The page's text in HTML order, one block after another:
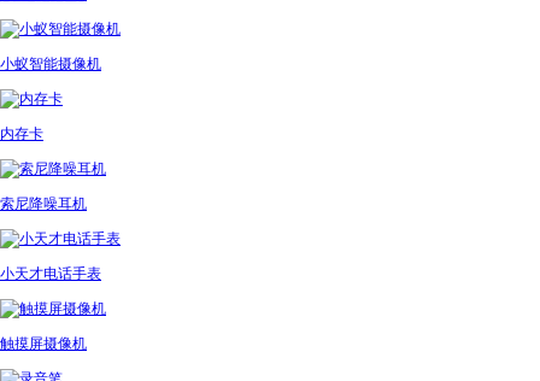
小蚁智能摄像机
内存卡
索尼降噪耳机
小天才电话手表
触摸屏摄像机